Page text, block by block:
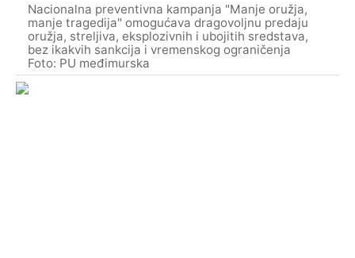
Nacionalna preventivna kampanja "Manje oružja,
manje tragedija" omogućava dragovoljnu predaju
oružja, streljiva, eksplozivnih i ubojitih sredstava,
bez ikakvih sankcija i vremenskog ograničenja
Foto: PU međimurska